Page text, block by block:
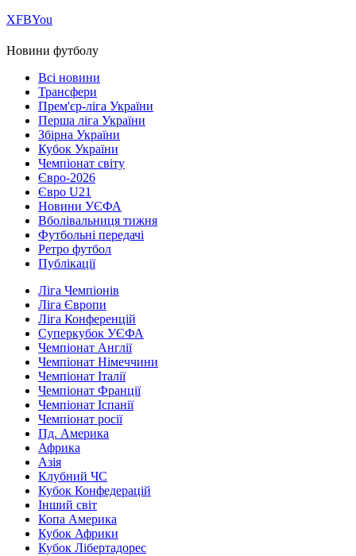
ХFBYou
Новини футболу
Всі новини
Трансфери
Прем'єр-ліга України
Перша ліга України
Збірна України
Кубок України
Чемпіонат світу
Євро-2026
Євро U21
Новини УЄФА
Вболівальниця тижня
Футбольні передачі
Ретро футбол
Публікації
Ліга Чемпіонів
Ліга Європи
Ліга Конференцій
Суперкубок УЄФА
Чемпіонат Англії
Чемпіонат Німеччини
Чемпіонат Італії
Чемпіонат Франції
Чемпіонат Іспанії
Чемпіонат росії
Пд. Америка
Африка
Азія
Клубний ЧС
Кубок Конфедерацій
Інший світ
Копа Америка
Кубок Африки
Кубок Лібертадорес